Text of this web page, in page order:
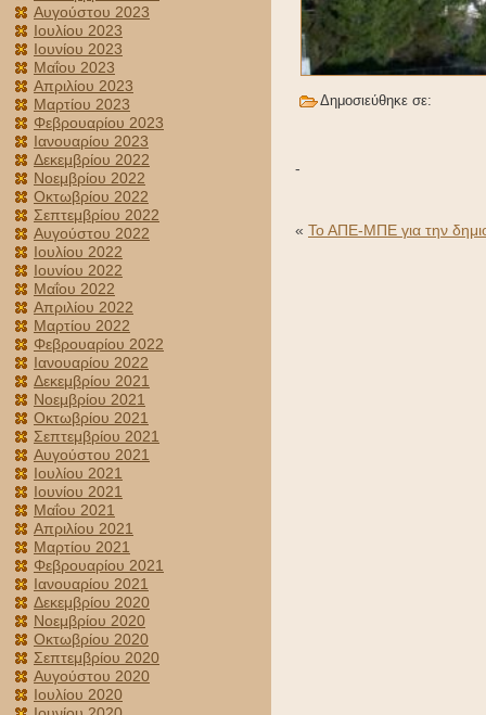
Αυγούστου 2023
Ιουλίου 2023
Ιουνίου 2023
Μαΐου 2023
Απριλίου 2023
Μαρτίου 2023
Φεβρουαρίου 2023
Ιανουαρίου 2023
Δεκεμβρίου 2022
Νοεμβρίου 2022
Οκτωβρίου 2022
Σεπτεμβρίου 2022
Αυγούστου 2022
Ιουλίου 2022
Ιουνίου 2022
Μαΐου 2022
Απριλίου 2022
Μαρτίου 2022
Φεβρουαρίου 2022
Ιανουαρίου 2022
Δεκεμβρίου 2021
Νοεμβρίου 2021
Οκτωβρίου 2021
Σεπτεμβρίου 2021
Αυγούστου 2021
Ιουλίου 2021
Ιουνίου 2021
Μαΐου 2021
Απριλίου 2021
Μαρτίου 2021
Φεβρουαρίου 2021
Ιανουαρίου 2021
Δεκεμβρίου 2020
Νοεμβρίου 2020
Οκτωβρίου 2020
Σεπτεμβρίου 2020
Αυγούστου 2020
Ιουλίου 2020
Δημοσιεύθηκε σε:
-
« Το ΑΠΕ-ΜΠΕ για την